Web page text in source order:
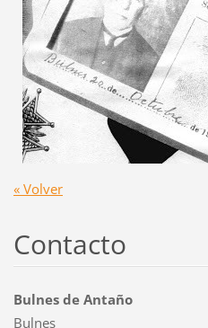
« Volver
Contacto
Bulnes de Antaño
Bulnes